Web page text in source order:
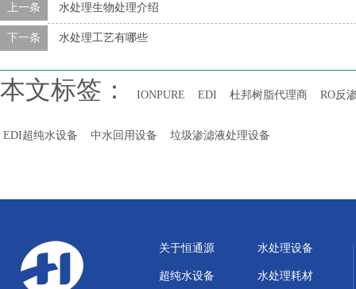
上一条 水处理生物处理介绍
下一条 水处理工艺有哪些
本文标签： IONPURE EDI 杜邦树脂代理商 RO反
EDI超纯水设备 中水回用设备 垃圾渗滤液处理设备
关于恒通源 水处理设备
超纯水设备 水处理耗材